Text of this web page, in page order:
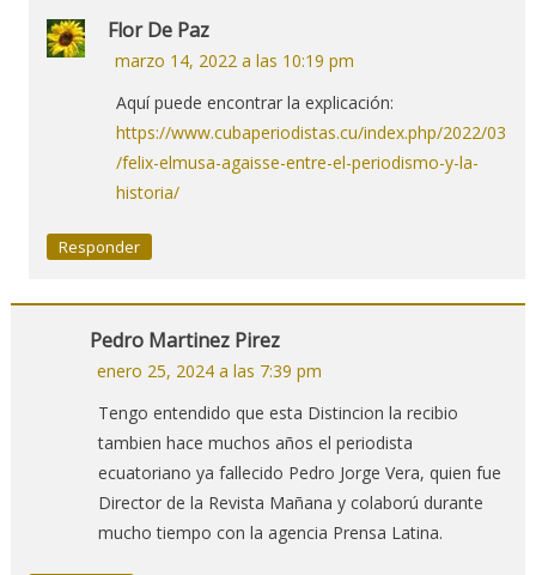
Carlos Bastidas Argüello (Ecuador)-post mortem
José Carrasco (Chile)-post mortem
Manuel Cabieses (Chile)
Alejandro Gómez Roa (Colombia)
Osvaldo Nelson Burgos Romano (Uruguay)
Nelson del Castillo Martorell (Puerto Rico)
Lidia Fagale Sanz (Argentina)
Percy Francisco Alvarado (Guatemala)
Darío Mogno (Italia)
Nelson Martínez (Venezuela)
Chang Yong Chol (Corea)
Tukkaya Atoov (Turquía)
Héctor Fung (China)
Pedro Jorge Vera (Ecuador)
Vo An Au (Viet Nam)
Barbosa Lima Sobrinho (Brasil)
Flor De Paz
marzo 14, 2022 a las 10:19 pm
Aquí puede encontrar la explicación:
https://www.cubaperiodistas.cu/index.php/2022/03
/felix-elmusa-agaisse-entre-el-periodismo-y-la-
historia/
Responder
Pedro Martinez Pirez
enero 25, 2024 a las 7:39 pm
Tengo entendido que esta Distincion la recibio
tambien hace muchos años el periodista
ecuatoriano ya fallecido Pedro Jorge Vera, quien fue
Director de la Revista Mañana y colaború durante
mucho tiempo con la agencia Prensa Latina.